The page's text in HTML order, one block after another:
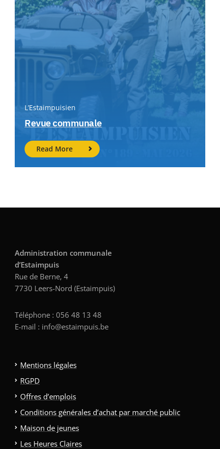
L’Estaimpuisien
Revue communale
Read More
Administration communale
d’Estaimpuis
Rue de Berne, 4
7730 Leers-Nord (Estaimpuis)
Téléphone : 056 48 13 48
E-mail : info@estaimpuis.be
Mentions légales
RGPD
Offres d’emplois
Conditions générales d’achat par marché public
Maison de jeunes
Les Heures Claires